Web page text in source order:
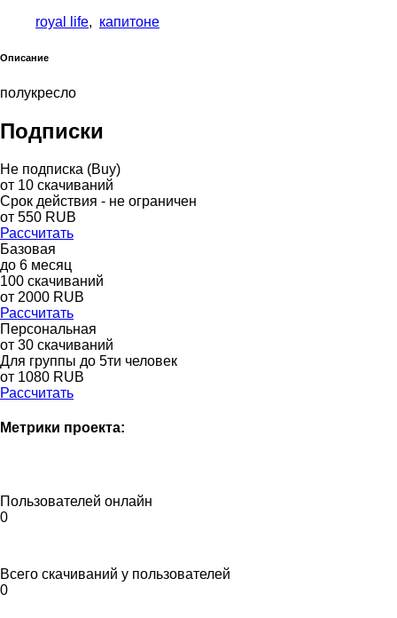
royal life, капитоне
Описание
полукресло
Подписки
Не подписка (Buy)
от 10 скачиваний
Срок действия - не ограничен
от 550 RUB
Рассчитать
Базовая
до 6 месяц
100 скачиваний
от 2000 RUB
Рассчитать
Персональная
от 30 скачиваний
Для группы до 5ти человек
от 1080 RUB
Рассчитать
Метрики проекта:
Пользователей онлайн
0
Всего скачиваний у пользователей
0